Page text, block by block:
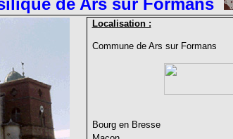
de Ars sur Formans
Localisation :
Commune de Ars sur Formans
Bourg en Bresse